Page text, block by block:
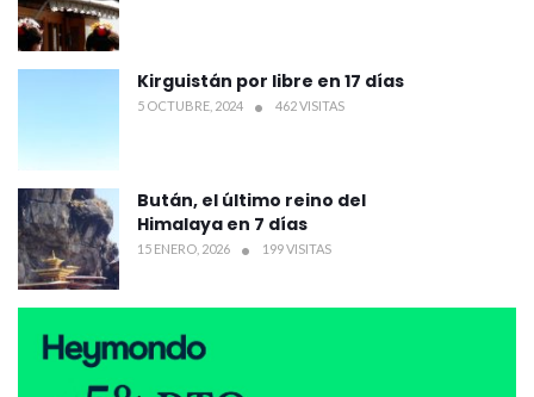
Kirguistán por libre en 17 días
5 OCTUBRE, 2024 462 VISITAS
Bután, el último reino del
Himalaya en 7 días
15 ENERO, 2026 199 VISITAS